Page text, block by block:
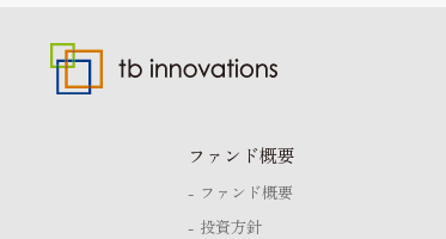
ファンド概要
ファンド概要
投資方針